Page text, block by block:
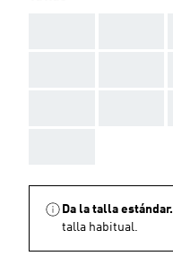
Da la talla estándar.
talla habitual.